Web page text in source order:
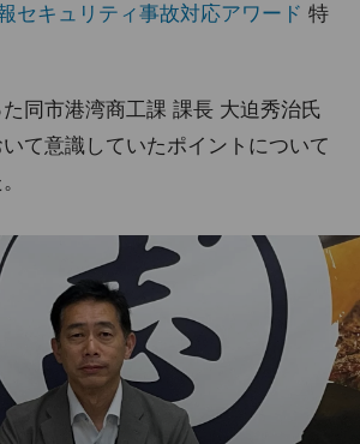
セキュリティ事故対応アワード 特
同市港湾商工課 課長 大迫秀治氏
て意識していたポイントについて